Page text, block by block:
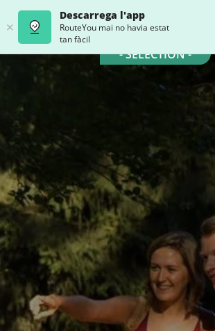
Descarrega l'app
RouteYou mai no havia estat
tan fàcil
- SELECTION -